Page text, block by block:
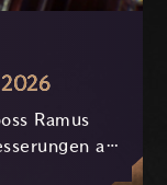
Ramus
an